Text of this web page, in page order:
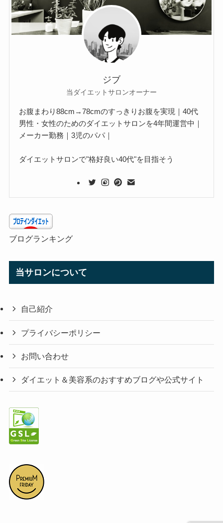
ジブ
当ダイエットサロンオーナー
お腹まわり88cm→78cmのすっきりお腹を実現｜40代
男性・女性のためのダイエットサロンを4年間運営中｜
メーカー勤務｜3児のパパ｜
ダイエットサロンで"格好良い40代"を目指そう
ブログランキング
当サロンについて
自己紹介
プライバシーポリシー
お問い合わせ
ダイエット＆美容系のおすすめブログや公式サイト